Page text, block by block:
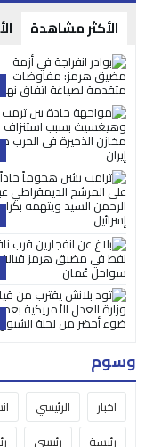
الأكثر مشاهدة
وسوم
اخبار الرئيسي
رئيسة
رئيسي